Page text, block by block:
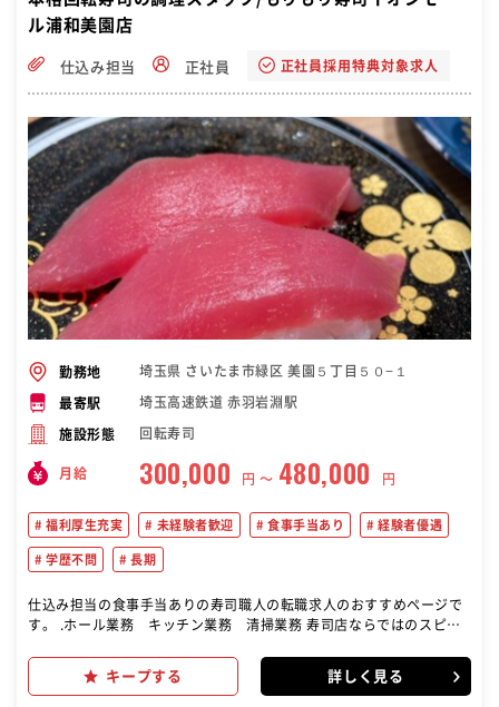
ル浦和美園店
仕込み担当 正社員 正社員採用特典対象求人
勤務地 埼玉県 さいたま市緑区 美園５丁目５０−１
最寄駅 埼玉高速鉄道 赤羽岩淵駅
施設形態 回転寿司
月給 300,000 円 〜 480,000 円
福利厚生充実 未経験者歓迎 食事手当あり 経験者優遇
学歴不問 長期
仕込み担当の食事手当ありの寿司職人の転職求人のおすすめページで
す。 .ホール業務 キッチン業務 清掃業務 寿司店ならではのスピー
キープする 詳しく見る